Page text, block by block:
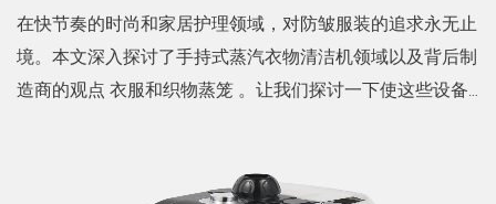
在快节奏的时尚和家居护理领域，对防皱服装的追求永无止
境。本文深入探讨了手持式蒸汽衣物清洁机领域以及背后制
造商的观点 衣服和织物蒸笼 。让我们探讨一下使这些设备